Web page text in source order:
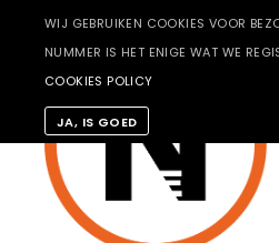
WIJ GEBRUIKEN COOKIES VOOR
NUMMER IS HET ENIGE WAT WE
COOKIES POLICY
JA, IS GOED